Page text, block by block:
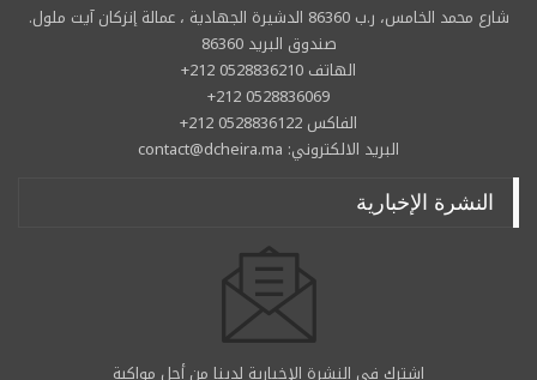
شارع محمد الخامس، ر.ب 86360 الدشيرة الجهادية ، عمالة إنزكان آيت ملول.
صندوق البريد 86360
الهاتف 0528836210 212+
0528836069 212+
الفاكس 0528836122 212+
البريد الالكتروني: contact@dcheira.ma
النشرة الإخبارية
اشترك في النشرة الإخبارية لدينا من أجل مواكبة